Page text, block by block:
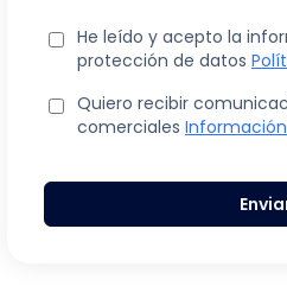
He leído y acepto la
protección de datos
Quiero recibir
comerciales